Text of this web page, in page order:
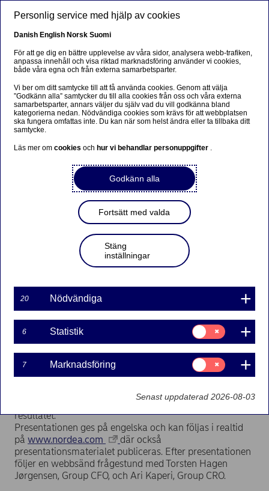
Beklager...
Siden findes desværre ikke på dansk
Bliv på siden|Fortsæt til en relateret side på dansk
Nordea presenterar
rapporten för fjärde
kvartalet och helåret 2014
onsdagen den 28 januari
Regulatoriskt pressmeddelande | 2015-01-13 13:15
Rapporten publiceras cirka kl 07.00.
Presskonferens
Tid: 09.30
Vd och koncernchef Christian Clausen presenterar
resultatet.
Presentationen ges på engelska och kan följas i realtid
på www.nordea.com
där också
presentationsmaterialet publiceras. Efter presentationen
följer en webbsänd frågestund med Torsten Hagen
Jørgensen, Group CFO, och Ari Kaperi, Group CRO.
Personlig service med hjälp av cookies
Danish English Norsk Suomi
För att ge dig en bättre upplevelse av våra sidor, analysera webb-trafiken,
anpassa innehåll och visa riktad marknadsföring använder vi cookies,
både våra egna och från externa samarbetsparter.
Vi ber om ditt samtycke till att få använda cookies. Genom att välja
”Godkänn alla” samtycker du till alla cookies från oss och våra externa
samarbetsparter, annars väljer du själv vad du vill godkänna bland
kategorierna nedan. Nödvändiga cookies som krävs för att webbplatsen
ska fungera omfattas inte. Du kan när som helst ändra eller ta tillbaka ditt
samtycke.
Läs mer omcookiesoch hur vi behandlar personuppgifter .
Godkänn alla
Fortsätt med valda
Stäng
inställningar
20 Nödvändiga
6 Statistik
Samtycke
för:
Statistik
7 Marknadsföring
Samtycke
för:
Marknadsföring
Senast uppdaterad 2026-08-03